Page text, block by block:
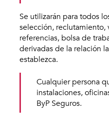
Se utilizarán para todos
selección, reclutamiento,
referencias, bolsa de
derivadas de la relación
establezca.
Cualquier persona
instalaciones,
ByP Seguros.